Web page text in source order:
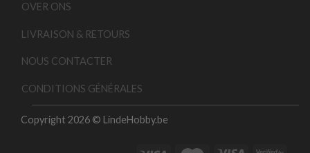
OVER ONS
LIVRAISON & RETOURS
NOUS CONTACTER
CONDITIONS GÉNÉRALES
Copyright 2026 © LindeHobby.be